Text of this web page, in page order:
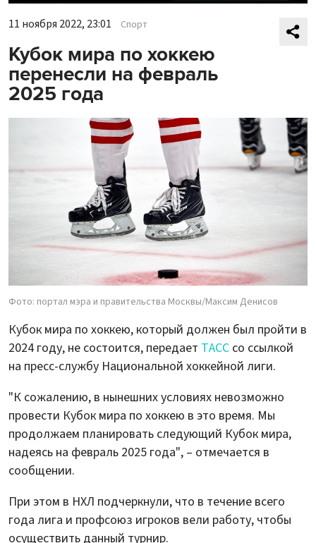
11 ноября 2022, 23:01 Спорт
Кубок мира по хоккею
перенесли на февраль
2025 года
Фото: портал мэра и правительства Москвы/Максим Денисов
Кубок мира по хоккею, который должен был пройти в
2024 году, не состоится, передает ТАСС со ссылкой
на пресс-службу Национальной хоккейной лиги.
"К сожалению, в нынешних условиях невозможно
провести Кубок мира по хоккею в это время. Мы
продолжаем планировать следующий Кубок мира,
надеясь на февраль 2025 года", – отмечается в
сообщении.
При этом в НХЛ подчеркнули, что в течение всего
года лига и профсоюз игроков вели работу, чтобы
осуществить данный турнир.